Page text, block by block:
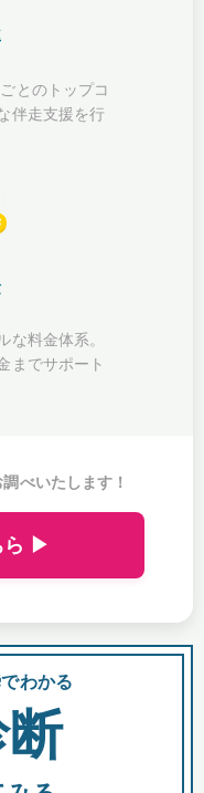
とのトップコ
伴走支援を行
な料金体系。
までサポート
べいたします！
ら ▶
わかる
断